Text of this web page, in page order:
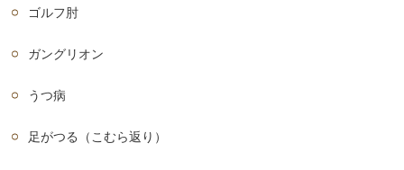
ゴルフ肘
ガングリオン
うつ病
足がつる（こむら返り）